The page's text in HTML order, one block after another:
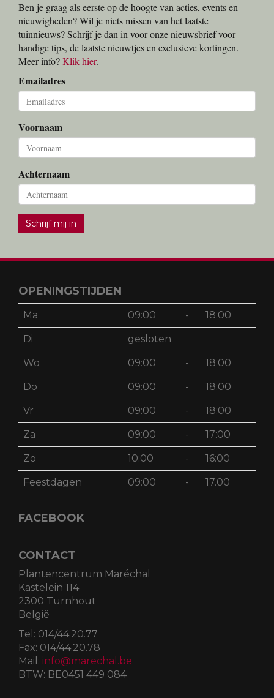
Ben je graag als eerste op de hoogte van acties, events en
nieuwigheden? Wil je niets missen van het laatste
tuinnieuws? Schrijf je dan in voor onze nieuwsbrief voor
handige tips, de laatste nieuwtjes en exclusieve kortingen.
Meer info?Klik hier.
Emailadres
Voornaam
Achternaam
Schrijf mij in
OPENINGSTIJDEN
Ma 09:00 - 18:00
Di gesloten
Wo 09:00 - 18:00
Do 09:00 - 18:00
Vr 09:00 - 18:00
Za 09:00 - 17:00
Zo 10:00 - 16:00
Feestdagen 09:00 - 17.00
FACEBOOK
CONTACT
Plantencentrum Maréchal
Kastelein 114
2300 Turnhout
België
Tel: 014/44.20.77
Fax: 014/44.20.78
Mail: info@marechal.be
BTW: BE0451 449 084